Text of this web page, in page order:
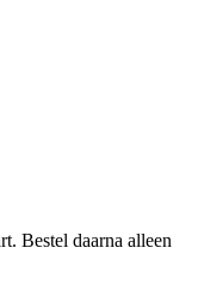
Bestel daarna alleen